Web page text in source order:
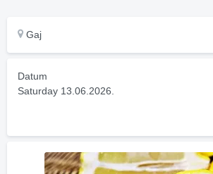
Gaj
Datum
Saturday 13.06.2026.